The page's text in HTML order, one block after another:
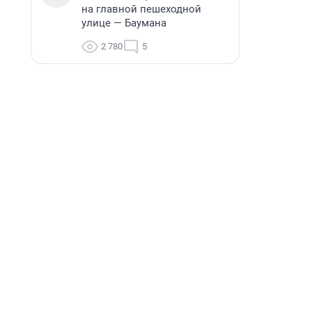
на главной пешеходной
улице — Баумана
2 780 5